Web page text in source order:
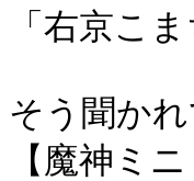
「右京こ
そう聞か
【魔神ミ